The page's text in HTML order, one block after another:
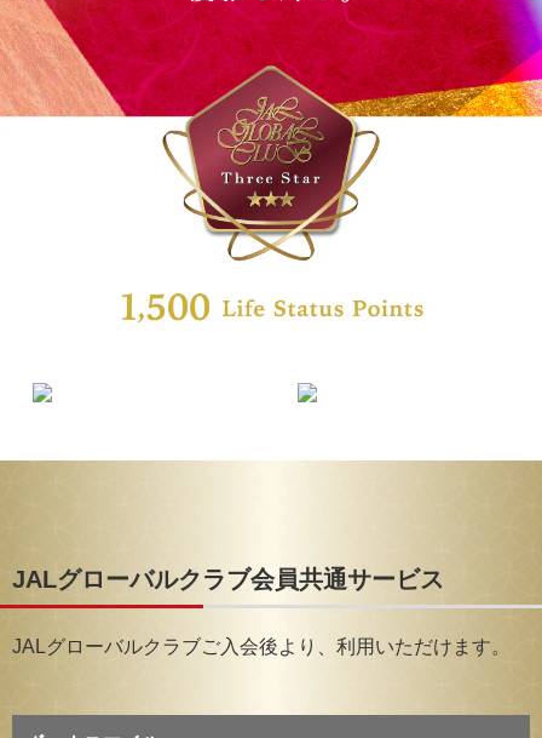
JALグローバルクラブ会員共通サービス
JALグローバルクラブご入会後より、利用いただけます。